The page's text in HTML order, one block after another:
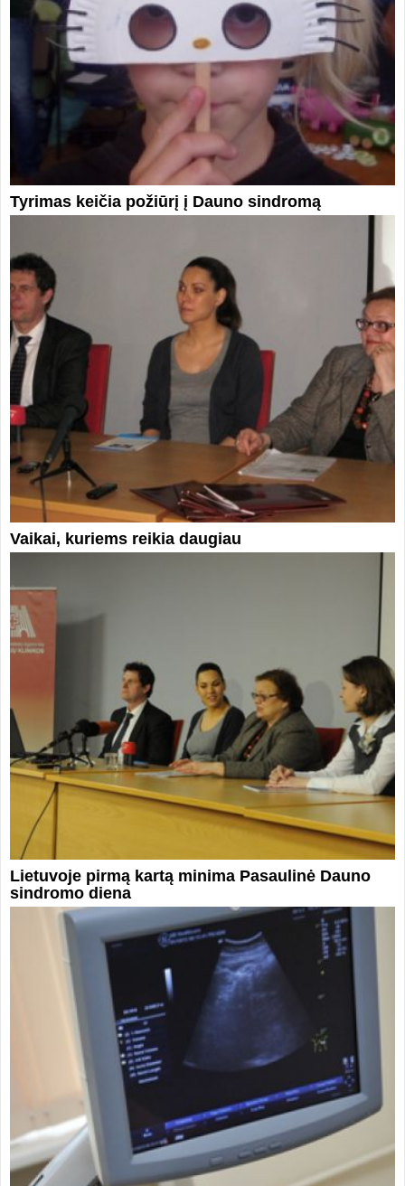
Tyrimas keičia požiūrį į Dauno sindromą
Vaikai, kuriems reikia daugiau
Lietuvoje pirmą kartą minima Pasaulinė Dauno
sindromo diena